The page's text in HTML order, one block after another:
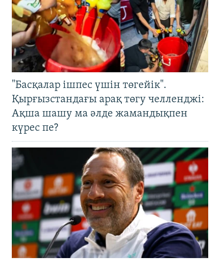
"Басқалар ішпес үшін төгейік".
Қырғызстандағы арақ төгу челленджі:
Ақша шашу ма әлде жамандықпен
күрес пе?